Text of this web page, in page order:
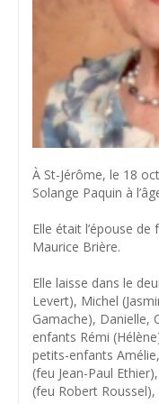
À St-Jérôme, le 18
Solange Paquin à
Elle était l’épouse
Maurice Brière.
Elle laisse dans le
Levert), Michel
Gamache), Danielle,
enfants Rémi
petits-enfants
(feu Jean-Paul
(feu Robert